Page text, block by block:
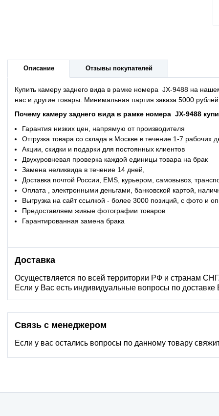
Описание Отзывы покупателей
Купить камеру заднего вида в рамке номера JX-9488 на
нас и другие товары. Минимальная партия
Почему камеру заднего вида в рамке номера JX-9488
Гарантия низких цен, напрямую от производителя
Отгрузка товара со склада в Москве в течение 1-7 рабочих
Акции, скидки и подарки для постоянных клиентов
Двухуровневая проверка каждой единицы товара на брак
Замена неликвида в течение 14 дней,
Доставка почтой России, EMS, курьером, самовывоз,
Оплата , электронными деньгами, банковской картой,
Выгрузка на сайт ссылкой - более 3000 позиций, с фото и
Предоставляем живые фотографии товаров
Гарантированная замена брака
Доставка
Осуществляется по всей территории РФ и странам
Если у Вас есть индивидуальные вопросы по
Связь с менеджером
Если у вас остались вопросы по данному товару